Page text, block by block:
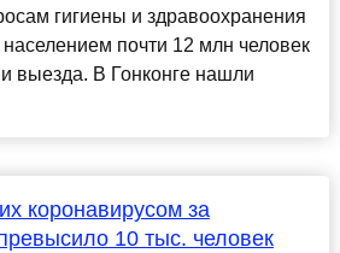
гигиены и здравоохранения
почти 12 млн человек
выезда. В Гонконге нашли
коронавирусом за
10 тыс. человек